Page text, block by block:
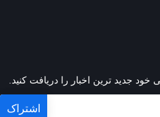
خود جدید ترین اخبار را دریافت کنید.